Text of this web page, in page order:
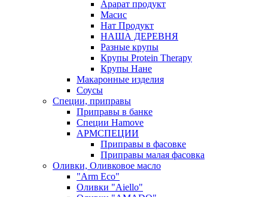
Арарат продукт
Масис
Нат Продукт
НАША ДЕРЕВНЯ
Разные крупы
Крупы Protein Therapy
Крупы Нане
Макаронные изделия
Соусы
Специи, приправы
Приправы в банке
Специи Hamove
АРМСПЕЦИИ
Приправы в фасовке
Приправы малая фасовка
Оливки, Оливковое масло
"Arm Eco"
Оливки "Aiello"